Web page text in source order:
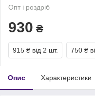
Опт і роздріб
930 ₴
915 ₴ від 2 шт. 750 ₴
Опис Характеристики